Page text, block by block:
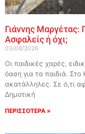
Γιάννης Μαργέτας:
Ασφαλείς ή όχι;
03/08/2026
Οι παιδικές χαρές,
όαση για τα παιδιά. Στο
ακατάλληλες. Σε ό,τι
Δημοτική
ΠΕΡΙΣΣΟΤΕΡΑ »